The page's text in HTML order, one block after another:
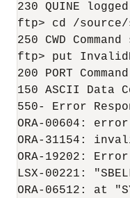
230 QUINE
ftp> cd /source/
250 CWD
ftp> put
200 PORT
150 ASCII Data
550- Error
ORA-00604:
ORA-31154:
ORA-19202:
LSX-00221:
ORA-06512: at